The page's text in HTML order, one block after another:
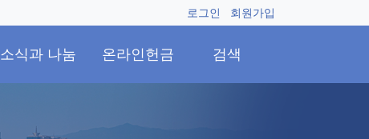
로그인 회원가입
소식과 나눔 온라인헌금 검색